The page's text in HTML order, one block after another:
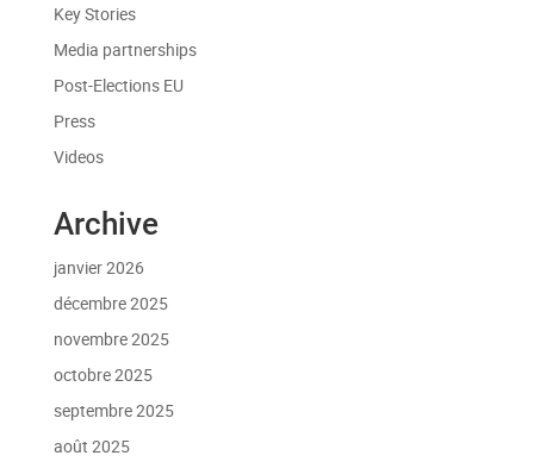
Key Stories
Media partnerships
Post-Elections EU
Press
Videos
Archive
janvier 2026
décembre 2025
novembre 2025
octobre 2025
septembre 2025
août 2025